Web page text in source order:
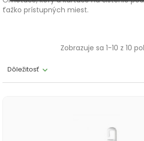
ťažko prístupných miest.
Dôležitosť
Zobrazuje sa 1-10 z 10